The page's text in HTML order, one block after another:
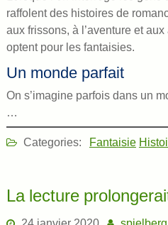
raffolent des histoires de
aux frissons, à l’aventure et
optent pour les fantaisies.
Un monde parfait
On s’imagine parfois dans un
…
Categories: Fantaisie
La lecture